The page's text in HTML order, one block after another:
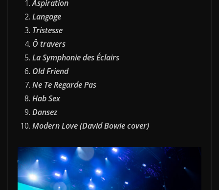
Aspiration
Langage
Tristesse
Ô travers
La Symphonie des Éclairs
Old Friend
Ne Te Regarde Pas
Hab Sex
Dansez
Modern Love (David Bowie cover)